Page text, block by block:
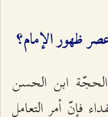
ظهور الإمام؟
الحجّة ابن الحسن
فإنّ أمر التعامل